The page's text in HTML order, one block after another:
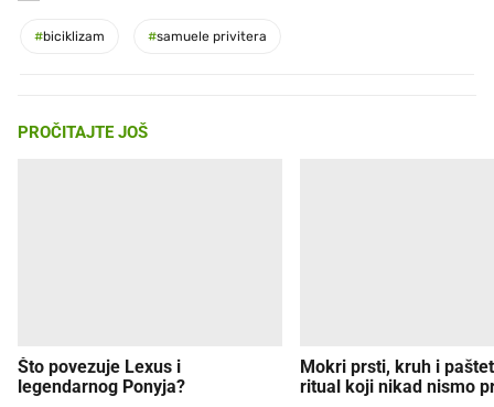
#biciklizam #samuele privitera
PROČITAJTE JOŠ
Što povezuje Lexus i
legendarnog Ponyja?
Mokri prsti, kruh i
ritual koji nikad nismo